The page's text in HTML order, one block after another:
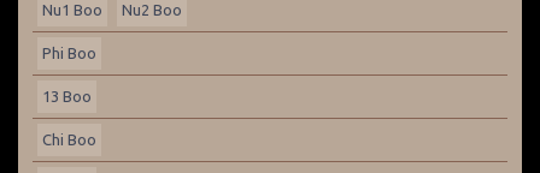
Nu1 Boo Nu2 Boo
Phi Boo
13 Boo
Chi Boo